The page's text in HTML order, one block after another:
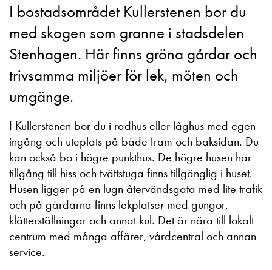
I bostadsområdet Kullerstenen bor du
med skogen som granne i stadsdelen
Stenhagen. Här finns gröna gårdar och
trivsamma miljöer för lek, möten och
umgänge.
I Kullerstenen bor du i radhus eller låghus med egen
ingång och uteplats på både fram och baksidan. Du
kan också bo i högre punkthus. De högre husen har
tillgång till hiss och tvättstuga finns tillgänglig i huset.
Husen ligger på en lugn återvändsgata med lite trafik
och på gårdarna finns lekplatsermed gungor,
klätterställningar och annat kul. Det är nära till lokalt
centrum med många affärer, vårdcentral och annan
service.